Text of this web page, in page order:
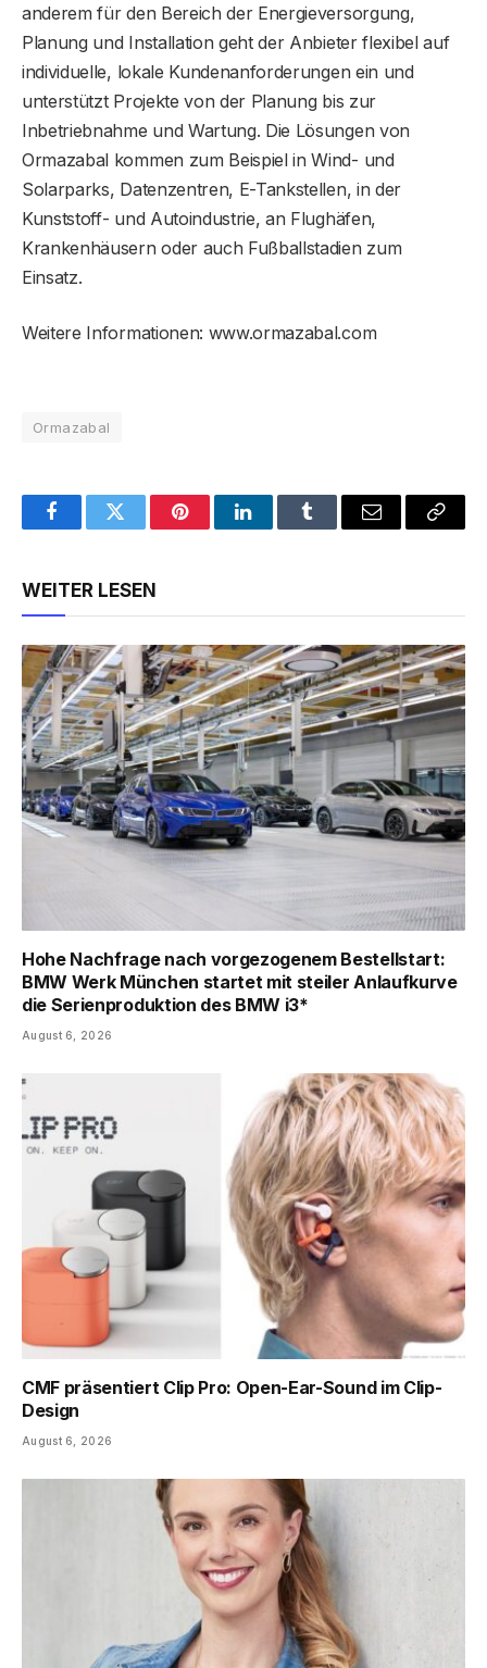
anderem für den Bereich der Energieversorgung,
Planung und Installation geht der Anbieter flexibel auf
individuelle, lokale Kundenanforderungen ein und
unterstützt Projekte von der Planung bis zur
Inbetriebnahme und Wartung. Die Lösungen von
Ormazabal kommen zum Beispiel in Wind- und
Solarparks, Datenzentren, E-Tankstellen, in der
Kunststoff- und Autoindustrie, an Flughäfen,
Krankenhäusern oder auch Fußballstadien zum
Einsatz.
Weitere Informationen: www.ormazabal.com
Ormazabal
FacebookTwitter PinterestLinkedInTumblr Email
Copy
WEITER LESEN
Hohe Nachfrage nach vorgezogenem Bestellstart:
BMW Werk München startet mit steiler Anlaufkurve
die Serienproduktion des BMW i3*
August 6, 2026
CMF präsentiert Clip Pro: Open-Ear-Sound im Clip-
Design
August 6, 2026